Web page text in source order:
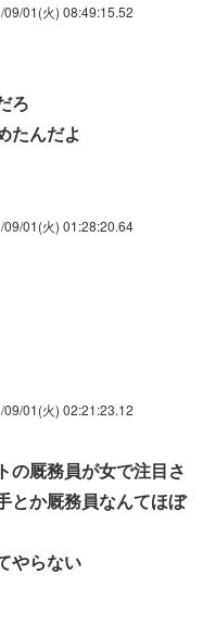
09/01(火) 08:49:15.52
ろ
たんだよ
09/01(火) 01:28:20.64
09/01(火) 02:21:23.12
の厩務員が女で注目さ
とか厩務員なんてほぼ
やらない